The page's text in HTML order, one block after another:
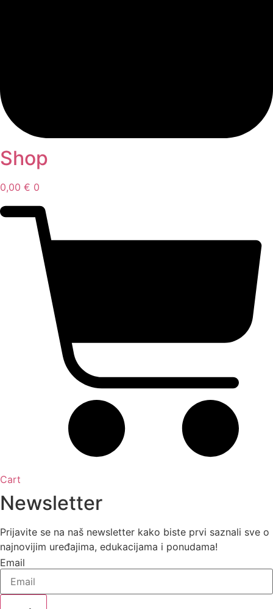
Shop
0,00 € 0
Cart
Newsletter
Prijavite se na naš newsletter kako biste prvi saznali sve o
najnovijim uređajima, edukacijama i ponudama!
Email